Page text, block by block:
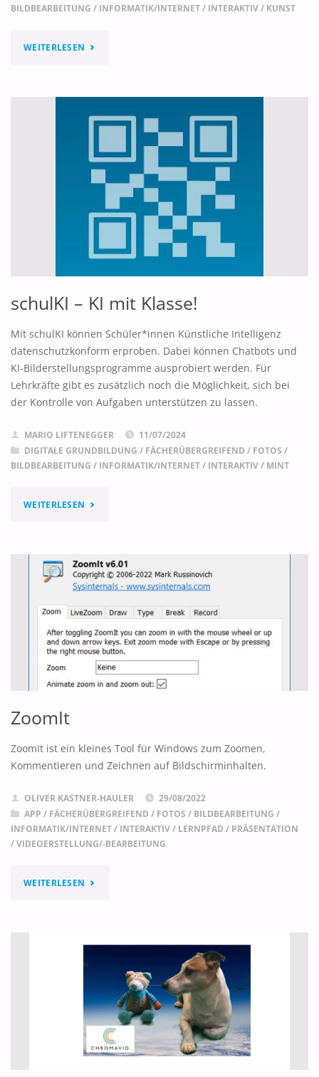
BILDBEARBEITUNG / INFORMATIK/INTERNET/ INTERAKTIV/ KUNST
WEITERLESEN "MICROSOFT
schulKI – KI mit Klasse!
Mit schulKI können Schüler*innen Künstliche Intelligenz
datenschutzkonform erproben. Dabei können Chatbots und
KI-Bilderstellungsprogramme ausprobiert werden. Für
Lehrkräfte gibt es zusätzlich noch die Möglichkeit, sich bei
der Kontrolle von Aufgaben unterstützen zu lassen.
MARIO LIFTENEGGER
11/07/2024
DIGITALE GRUNDBILDUNG / FÄCHERÜBERGREIFEND / FOTOS /
BILDBEARBEITUNG / INFORMATIK/INTERNET/ INTERAKTIV/ MINT
WEITERLESEN "SCHULKI
KI
MIT
KLASSE!"
ZoomIt
ZoomIt ist ein kleines Tool für Windows zum Zoomen,
Kommentieren und Zeichnen auf Bildschirminhalten.
OLIVER KASTNER-HAULER
29/08/2022
APP / FÄCHERÜBERGREIFEND / FOTOS / BILDBEARBEITUNG /
INFORMATIK/INTERNET/ INTERAKTIV/ LERNPFAD / PRÄSENTATION
/VIDEOERSTELLUNG/-BEARBEITUNG
WEITERLESEN "ZOOMIT"